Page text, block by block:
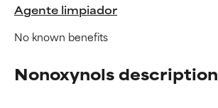
Agente limpiador
No known benefits
Nonoxynols description